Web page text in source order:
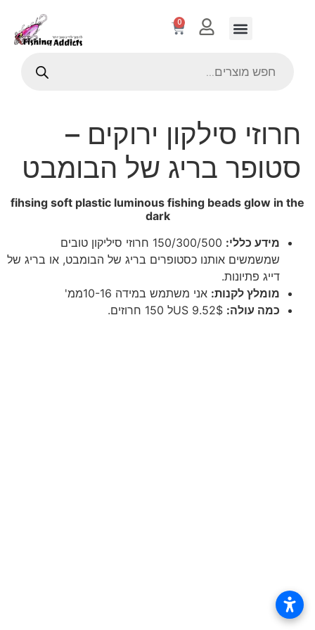
0
חרוזי סילקון ירוקים –
סטופר בריג של הבומבט
fihsing soft plastic luminous fishing beads glow in the
dark
מידע כללי:
150/300/500 חרוזי סיליקון טובים
שמשמשים אותנו כסטופרים בריג של הבומבט, או בריג של
דייג פתיונות.
מומלץ לקנות: אני משתמש במידה 10-16ממ'
כמה עולה: